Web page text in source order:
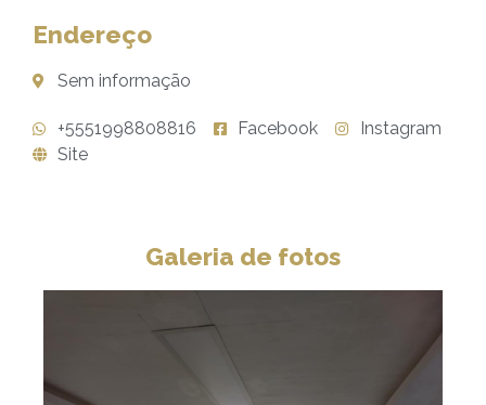
Endereço
Sem informação
+5551998808816 Facebook
Instagram
Site
Galeria de fotos